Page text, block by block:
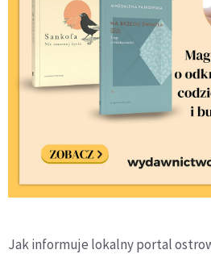
Jak informuje lokalny portal